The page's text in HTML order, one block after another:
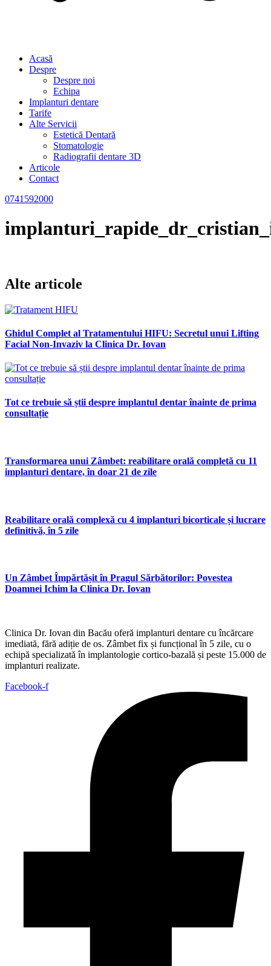
Acasă
Despre
Despre noi
Echipa
Implanturi dentare
Tarife
Alte Servicii
Estetică Dentară
Stomatologie
Radiografii dentare 3D
Articole
Contact
0741592000
Alte articole
Ghidul Complet al Tratamentului HIFU: Secretul unui Lifting
Facial Non-Invaziv la Clinica Dr. Iovan
Tot ce trebuie să știi despre implantul dentar înainte de prima
consultație
Transformarea unui Zâmbet: reabilitare orală completă cu 11
implanturi dentare, în doar 21 de zile
Reabilitare orală complexă cu 4 implanturi bicorticale și lucrare
definitivă, în 5 zile
Un Zâmbet Împărtășit în Pragul Sărbătorilor: Povestea
Doamnei Ichim la Clinica Dr. Iovan
Clinica Dr. Iovan din Bacău oferă implanturi dentare cu încărcare
imediată, fără adiție de os. Zâmbet fix și funcțional în 5 zile, cu o
echipă specializată în implantologie cortico-bazală și peste 15.000 de
implanturi realizate.
Facebook-f